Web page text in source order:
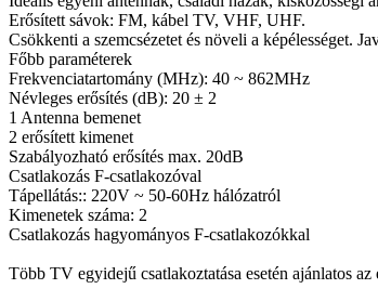
Erősített sávok: FM, kábel TV, VHF, UHF.
Csökkenti a szemcsézetet és növeli a képélességet.
Főbb paraméterek
Frekvenciatartomány (MHz): 40 ~ 862MHz
Névleges erősítés (dB): 20 ± 2
1 Antenna bemenet
2 erősített kimenet
Szabályozható erősítés max. 20dB
Csatlakozás F-csatlakozóval
Tápellátás:: 220V ~ 50-60Hz hálózatról
Kimenetek száma: 2
Csatlakozás hagyományos F-csatlakozókkal
Több TV egyidejű csatlakoztatása esetén ajánlatos